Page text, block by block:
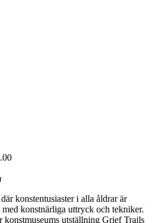
konstentusiaster i alla åldrar är
konstnärliga uttryck och tekniker.
konstmuseums utställning Grief Trails